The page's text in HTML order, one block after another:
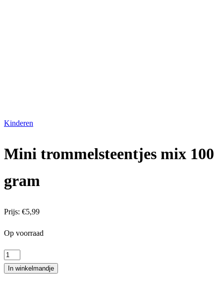
Kinderen
Mini trommelsteentjes mix 100
gram
Prijs: €5,99
Op voorraad
Mini
trommelsteentjes
In winkelmandje